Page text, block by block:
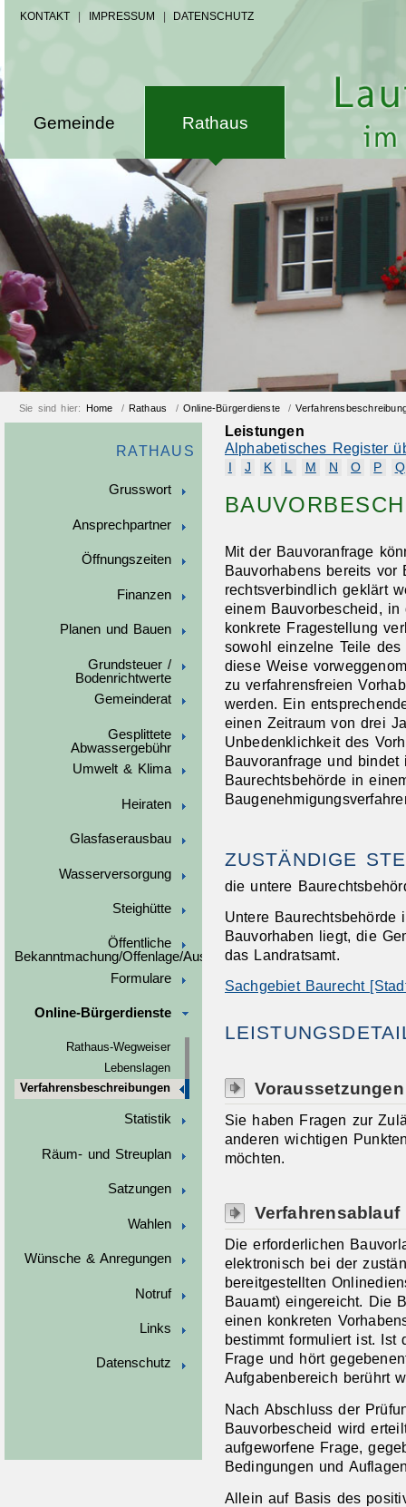
KONTAKT IMPRESSUM DATENSCHUTZ
Gemeinde Rathaus
Sie sind hier: Home / Rathaus / Online-Bürgerdienste /
RATHAUS
Grusswort
Ansprechpartner
Öffnungszeiten
Finanzen
Planen und Bauen
Grundsteuer /
Bodenrichtwerte
Gemeinderat
Gesplittete
Abwassergebühr
Umwelt & Klima
Heiraten
Glasfaserausbau
Wasserversorgung
Steighütte
Öffentliche
Bekanntmachung/Offenlage/Ausschreibungen
Formulare
Online-Bürgerdienste
Rathaus-Wegweiser
Lebenslagen
Verfahrensbeschreibungen
Statistik
Räum- und Streuplan
Satzungen
Wahlen
Wünsche & Anregungen
Notruf
Links
Datenschutz
Leistungen
Alphabetisches Register
J K L M N O P Q
Mit der Bauvoranfrage
Bauvorhabens bereits vor
rechtsverbindlich geklärt
einem Bauvorbescheid,
konkrete Fragestellung
sowohl einzelne Teile des
diese Weise
zu verfahrensfreien
werden. Ein
einen Zeitraum von drei
Unbedenklichkeit des
Bauvoranfrage und
Baurechtsbehörde in
ZUSTÄNDIGE
die untere
Untere
Bauvorhaben liegt, die
das Landratsamt.
Sachgebiet Baurecht
Voraussetzungen
Sie haben Fragen zur
anderen wichtigen
möchten.
Verfahrensablauf
Die erforderlichen
elektronisch bei der
bereitgestellten
Bauamt) eingereicht. Die
einen konkreten
bestimmt formuliert ist.
Frage und hört
Aufgabenbereich berührt
Nach Abschluss der
Bauvorbescheid wird
aufgeworfene Frage,
Bedingungen und
Allein auf Basis des